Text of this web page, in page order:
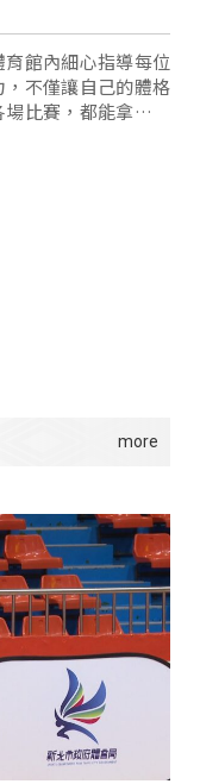
館內細心指導每位
不僅讓自己的體格
比賽，都能拿下好